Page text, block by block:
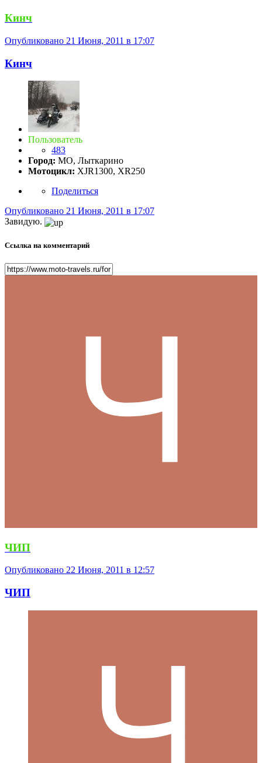
Кинч
Опубликовано 21 Июня, 2011 в 17:07
Кинч
Пользователь
483
Город: МО, Лыткарино
Мотоцикл: XJR1300, XR250
Поделиться
Опубликовано 21 Июня, 2011 в 17:07
Завидую.
Ссылка на комментарий
ЧИП
Опубликовано 22 Июня, 2011 в 12:57
ЧИП